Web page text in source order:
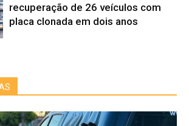
recuperação de 26 veículos com
placa clonada em dois anos